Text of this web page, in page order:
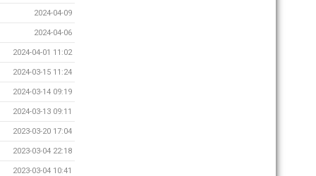
2024-04-09
2024-04-06
2024-04-01 11:02
2024-03-15 11:24
2024-03-14 09:19
2024-03-13 09:11
2023-03-20 17:04
2023-03-04 22:18
2023-03-04 10:41